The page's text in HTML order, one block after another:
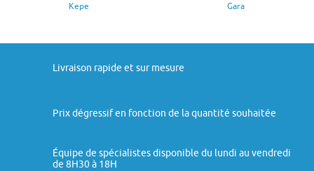
Kepe Gara
Livraison rapide et sur mesure
Prix dégressif en fonction de la quantité souhaitée
Équipe de spécialistes disponible du lundi au vendredi
de 8H30 à 18H